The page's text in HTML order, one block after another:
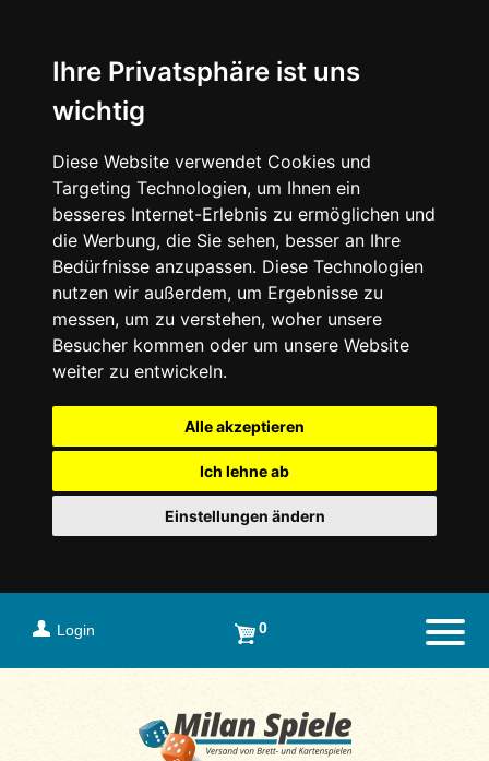
Ihre Privatsphäre ist uns
wichtig
Diese Website verwendet Cookies und
Targeting Technologien, um Ihnen ein
besseres Internet-Erlebnis zu ermöglichen und
die Werbung, die Sie sehen, besser an Ihre
Bedürfnisse anzupassen. Diese Technologien
nutzen wir außerdem, um Ergebnisse zu
messen, um zu verstehen, woher unsere
Besucher kommen oder um unsere Website
weiter zu entwickeln.
Alle akzeptieren
Ich lehne ab
Einstellungen ändern
Login 0